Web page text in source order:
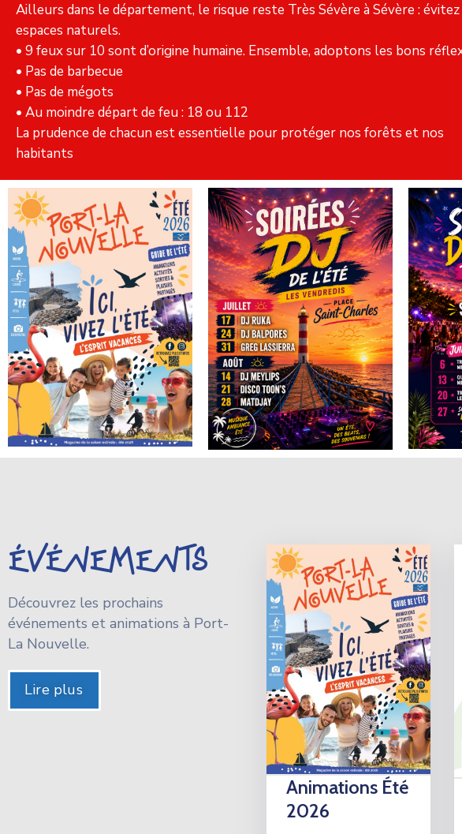
Ailleurs dans le département, le risque reste Très Sévère à Sévère :
espaces naturels.
• 9 feux sur 10 sont d’origine humaine. Ensemble, adoptons les bons
• Pas de barbecue
• Pas de mégots
• Au moindre départ de feu : 18 ou 112
La prudence de chacun est essentielle pour protéger nos forêts et nos
habitants
événements
Découvrez les prochains
événements et animations à Port-
La Nouvelle.
Lire plus
Animations Été
2026